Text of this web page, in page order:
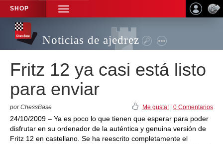
SHOP
TOGGLE
NAVIGATION
Noticias de ajedrez
Fritz 12 ya casi está listo
para enviar
por ChessBase Me gusta! 0 Comentarios
24/10/2009 – Ya es poco lo que tienen que esperar para poder
disfrutar en su ordenador de la auténtica y genuina versión de
Fritz 12 en castellano. Se ha reescrito completamente el